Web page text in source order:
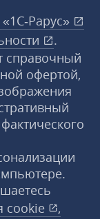
.
справочный
офертой,
cookie ,